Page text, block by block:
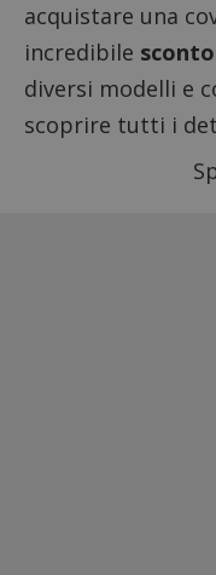
acquistare una
incredibile
diversi modelli e
scoprire tutti i